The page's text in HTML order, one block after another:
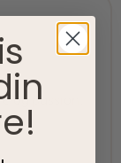
og passion.